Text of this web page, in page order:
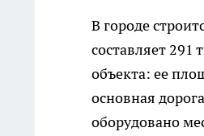
В городе
составляет 291
объекта: ее
основная
оборудовано